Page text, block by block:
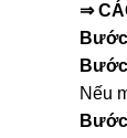
⇒
Nếu